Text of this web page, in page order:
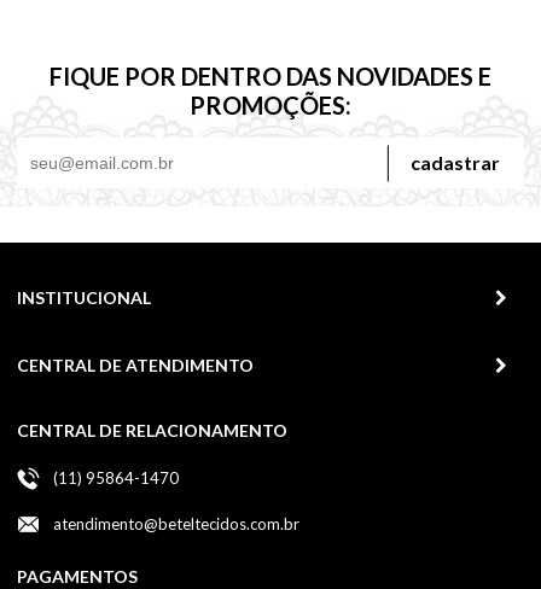
FIQUE POR DENTRO DAS NOVIDADES E
PROMOÇÕES:
cadastrar
INSTITUCIONAL
CENTRAL DE ATENDIMENTO
CENTRAL DE RELACIONAMENTO
(11) 95864-1470
atendimento@beteltecidos.com.br
PAGAMENTOS